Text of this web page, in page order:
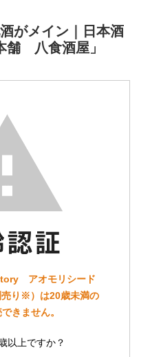
がメイン｜日本酒
舗 八食酒屋」
アオモリシード
り※）は20歳未満の
きません。
以上ですか？